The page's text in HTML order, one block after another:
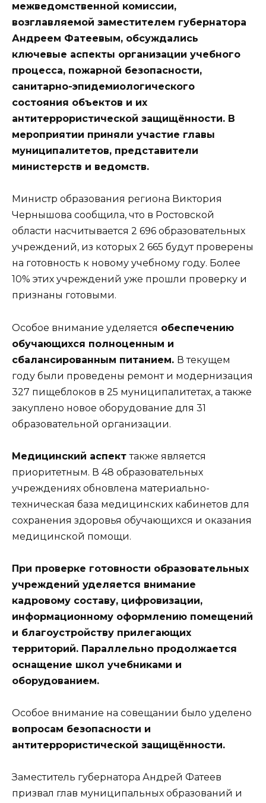
межведомственной комиссии,
возглавляемой заместителем губернатора
Андреем Фатеевым, обсуждались
ключевые аспекты организации учебного
процесса, пожарной безопасности,
санитарно-эпидемиологического
состояния объектов и их
антитеррористической защищённости. В
мероприятии приняли участие главы
муниципалитетов, представители
министерств и ведомств.
Министр образования региона Виктория
Чернышова сообщила, что в Ростовской
области насчитывается 2 696 образовательных
учреждений, из которых 2 665 будут проверены
на готовность к новому учебному году. Более
10% этих учреждений уже прошли проверку и
признаны готовыми.
Особое внимание уделяется обеспечению
обучающихся полноценным и
сбалансированным питанием. В текущем
году были проведены ремонт и модернизация
327 пищеблоков в 25 муниципалитетах, а также
закуплено новое оборудование для 31
образовательной организации.
Медицинский аспекттакже является
приоритетным. В 48 образовательных
учреждениях обновлена материально-
техническая база медицинских кабинетов для
сохранения здоровья обучающихся и оказания
медицинской помощи.
При проверке готовности образовательных
учреждений уделяется внимание
кадровому составу, цифровизации,
информационному оформлению помещений
и благоустройству прилегающих
территорий. Параллельно продолжается
оснащение школ учебниками и
оборудованием.
Особое внимание на совещании было уделено
вопросам безопасности и
антитеррористической защищённости.
Заместитель губернатора Андрей Фатеев
призвал глав муниципальных образований и